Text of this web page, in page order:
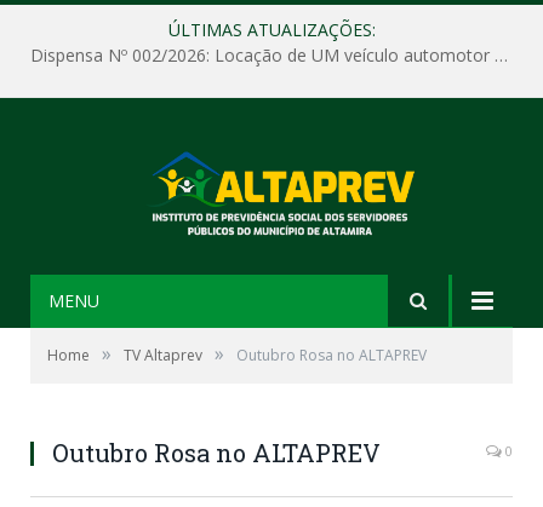
ÚLTIMAS ATUALIZAÇÕES:
Dispensa Nº 002/2026: Locação de UM veículo automotor sem motorista, tipo passeio, com seguro total e quilometragem livre, para atender as demandas operacionais e administrativas do Instituto de Previdência Social dos Servidores Públicos do Município de Altamira – PA – ALTAPREV.
MENU
Home » TV Altaprev » Outubro Rosa no ALTAPREV
Outubro Rosa no ALTAPREV 0